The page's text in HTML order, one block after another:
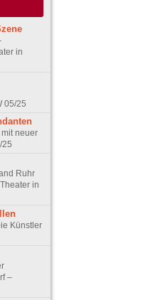
in
05/25
neuer
25
Ruhr
in
Künstler
–